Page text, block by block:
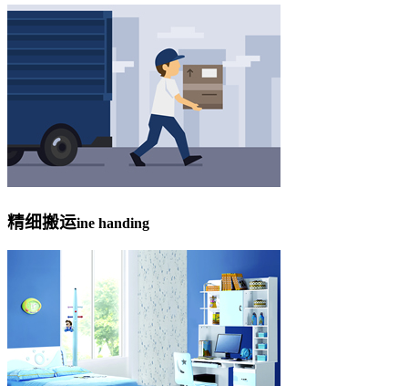
精细搬运ine handing